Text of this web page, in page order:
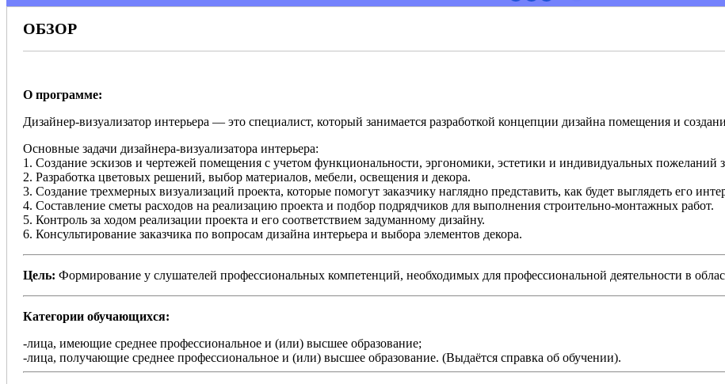
ОБЗОР
О программе:
Дизайнер-визуализатор интерьера — это специалист, который занимается разработкой концепции дизайна помещения и
Основные задачи дизайнера-визуализатора интерьера:
1. Создание эскизов и чертежей помещения с учетом функциональности, эргономики, эстетики и индивидуальных пожеланий
2. Разработка цветовых решений, выбор материалов, мебели, освещения и декора.
3. Создание трехмерных визуализаций проекта, которые помогут заказчику наглядно представить, как будет выглядеть его
4. Составление сметы расходов на реализацию проекта и подбор подрядчиков для выполнения строительно-монтажных работ.
5. Контроль за ходом реализации проекта и его соответствием задуманному дизайну.
6. Консультирование заказчика по вопросам дизайна интерьера и выбора элементов декора.
Цель: Формирование у слушателей профессиональных компетенций, необходимых для профессиональной деятельности в
Категории обучающихся:
-лица, имеющие среднее профессиональное и (или) высшее образование;
-лица, получающие среднее профессиональное и (или) высшее образование. (Выдаётся справка об обучении).